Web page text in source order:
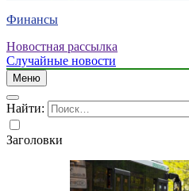
Финансы
Новостная рассылка
Случайные новости
Меню
Найти:
Заголовки